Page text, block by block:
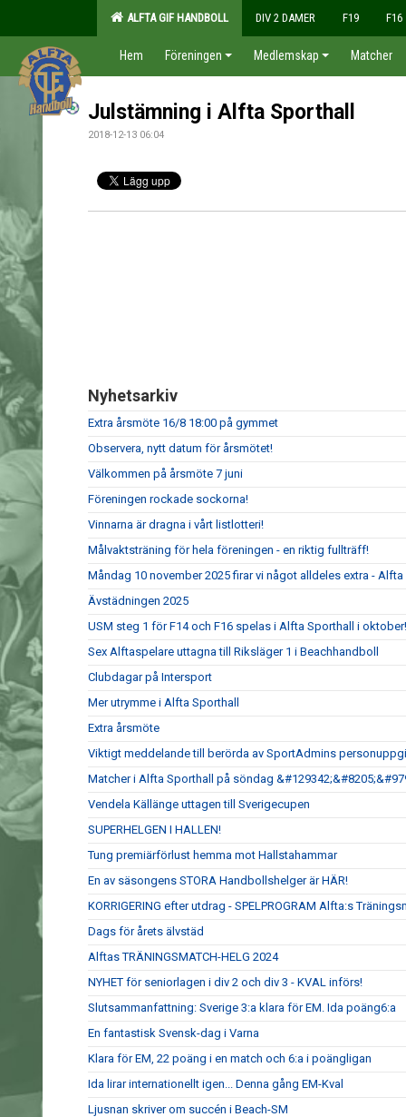
ALFTA GIF HANDBOLL DIV 2 DAMER F19 F16
Hem Föreningen Medlemskap Matcher
Julstämning i Alfta Sporthall
2018-12-13 06:04
Nyhetsarkiv
Extra årsmöte 16/8 18:00 på gymmet
Observera, nytt datum för årsmötet!
Välkommen på årsmöte 7 juni
Föreningen rockade sockorna!
Vinnarna är dragna i vårt listlotteri!
Målvaktsträning för hela föreningen - en riktig fullträff!
Måndag 10 november 2025 firar vi något alldeles extra - Alfta
Ävstädningen 2025
USM steg 1 för F14 och F16 spelas i Alfta Sporthall i oktober!
Sex Alftaspelare uttagna till Riksläger 1 i Beachhandboll
Clubdagar på Intersport
Mer utrymme i Alfta Sporthall
Extra årsmöte
Viktigt meddelande till berörda av SportAdmins
Matcher i Alfta Sporthall på söndag
Vendela Källänge uttagen till Sverigecupen
SUPERHELGEN I HALLEN!
Tung premiärförlust hemma mot Hallstahammar
En av säsongens STORA Handbollshelger är HÄR!
KORRIGERING efter utdrag - SPELPROGRAM Alfta:s
Dags för årets älvstäd
Alftas TRÄNINGSMATCH-HELG 2024
NYHET för seniorlagen i div 2 och div 3 - KVAL införs!
Slutsammanfattning: Sverige 3:a klara för EM. Ida poäng6:a
En fantastisk Svensk-dag i Varna
Klara för EM, 22 poäng i en match och 6:a i poängligan
Ida lirar internationellt igen... Denna gång EM-Kval
Ljusnan skriver om succén i Beach-SM